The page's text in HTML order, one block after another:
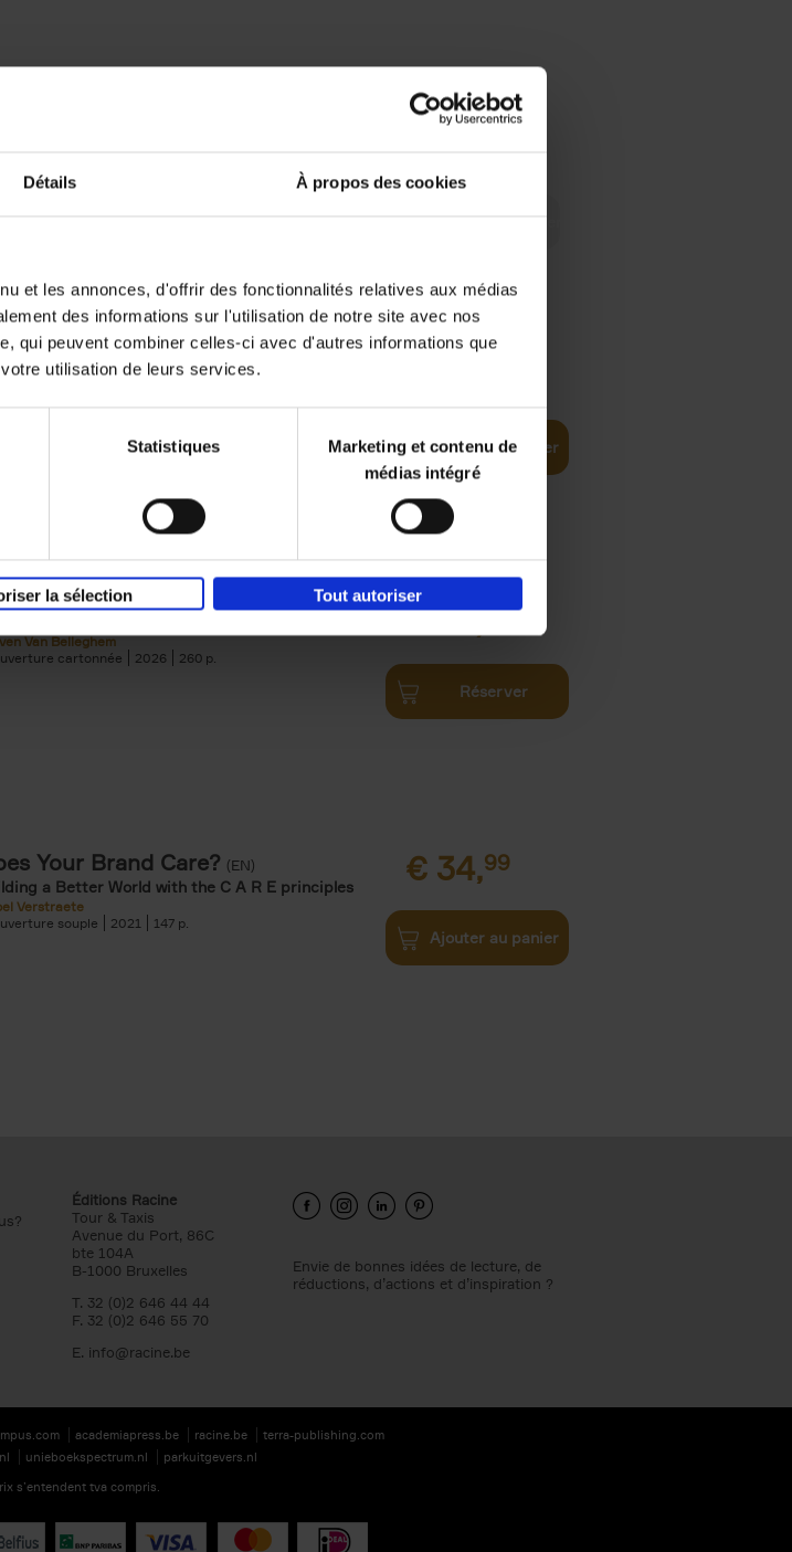
Détails À propos des cookies
et les annonces, d'offrir des fonctionnalités relatives aux médias
des informations sur l'utilisation de notre site avec nos
qui peuvent combiner celles-ci avec d'autres informations que
utilisation de leurs services.
Statistiques
Marketing et contenu de
médias intégré
la sélection Tout autoriser
(EN)
and Implement a Winning Strategy as a
Van Ossel
29,99
marketing like a PRO -
revised edition (EN)
Ajouter au panier
Loyalty (ENG)
Van Belleghem
cartonnée
2026 260
€34,99
Réserver
Your Brand Care? (EN)
a Better World with the C A R E principles
Verstraete
souple
2021 147
€ 34,99
Ajouter au panier
Éditions Racine
Tour & Taxis
Avenue du Port, 86C
bte 104A
B-1000 Bruxelles
T. 32 (0)2 646 44 44
F. 32 (0)2 646 55 70
E. info@racine.be
Envie de bonnes idées de lecture, de
réductions, d’actions et d’inspiration ?
academiapress.be racine.be
terra-publishing.com
unieboekspectrum.nl
parkuitgevers.nl
s’entendent tva compris.